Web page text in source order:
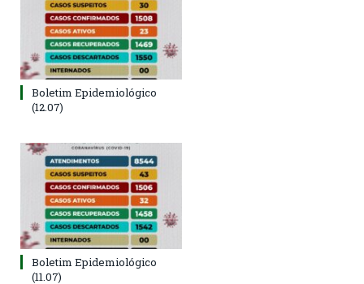
Boletim Epidemiológico
(12.07)
Boletim Epidemiológico
(11.07)